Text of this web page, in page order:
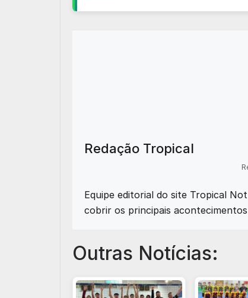
Redação Tropical
Equipe editorial do site Tropical
cobrir os principais
Outras Notícias: